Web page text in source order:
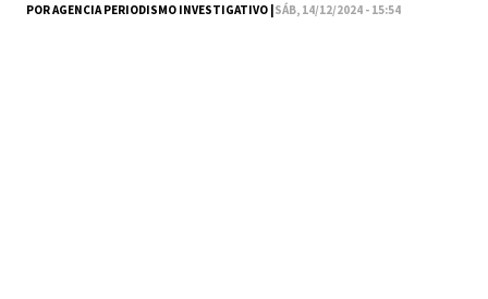
POR AGENCIA PERIODISMO INVESTIGATIVO |SÁB, 14/12/2024 - 15:54